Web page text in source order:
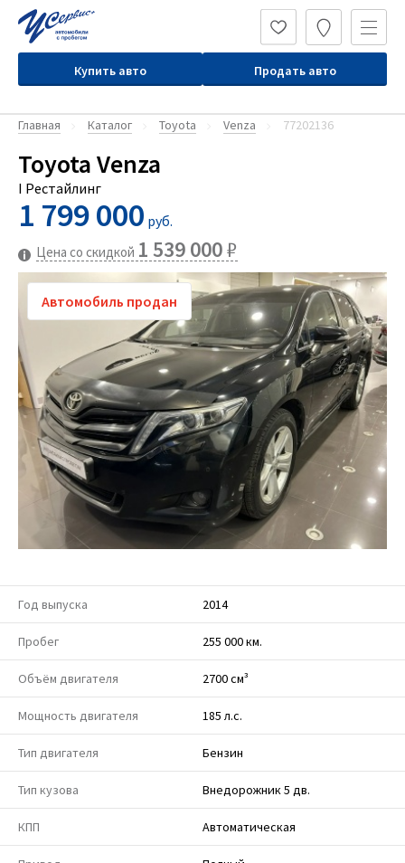
Купить авто Продать авто
Главная Каталог Toyota Venza 77202136
Toyota Venza
I Рестайлинг
1 799 000 руб.
Цена со скидкой 1 539 000₽
Год выпуска 2014
Пробег 255 000 км.
Объём двигателя 2700 см³
Мощность двигателя 185 л.с.
Тип двигателя Бензин
Тип кузова Внедорожник 5 дв.
КПП Автоматическая